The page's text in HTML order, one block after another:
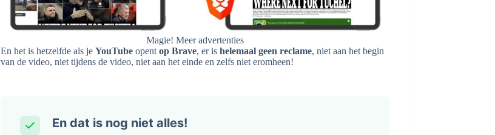
Magie! Meer advertenties
En het is hetzelfde als jeYouTube opentop Brave, er ishelemaal geen reclame, niet aan het begin
van de video, niet tijdens de video, niet aan het einde en zelfs niet eromheen!
En dat is nog niet alles!